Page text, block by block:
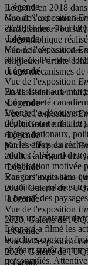
Légende
Vue de l'exposition
2020, Galerie de
Légende
Vue de l'exposition
2020, Galerie de
Légende
Vue de l'exposition
2020, Galerie de
Légende
Vue de l'exposition
2020, Galerie de
Légende
Vue de l'exposition
2020, Galerie de
Légende
Vue de l'exposition
2020, Galerie de
Légende
Vue de l'exposition
2020, Galerie de
Légende
Vue de l'exposition
2020, Galerie de
Légende
Léonard en 2018
Grand Nord canadien
canadiennes.
vidéographique
hiérarchisés issus
religieux, l’artiste
et aux mécanismes
En assistant aux
souveraineté
Léonard a découvert
déploiement militaire
enjeux nationaux,
par les effets du
adultes à l’égard des
mobilisation motivée
Rangers inuits sans
conditions polaires
la beauté des
Dans un contexte de
Léonard a filmé les
boucliers contre le
révélant tantôt
personnifiés.